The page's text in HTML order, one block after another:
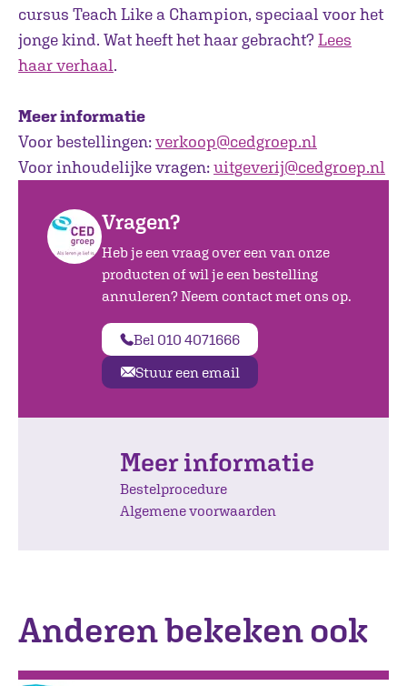
cursus Teach Like a Champion, speciaal voor het
jonge kind. Wat heeft het haar gebracht? Lees
haar verhaal.
Meer informatie
Voor bestellingen:verkoop@cedgroep.nl
Voor inhoudelijke vragen:uitgeverij@cedgroep.nl
Vragen?
Heb je een vraag over een van onze
producten of wil je een bestelling
annuleren? Neem contact met ons op.
Bel 010 4071666
Stuur een email
Meer informatie
Bestelprocedure
Algemene voorwaarden
Anderen bekeken ook